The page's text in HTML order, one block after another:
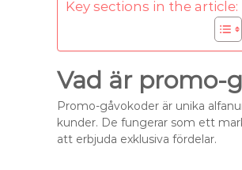
Key sections in the article:
Vad är promo-
Promo-gåvokoder är unika
kunder. De fungerar som ett
att erbjuda exklusiva fördelar.